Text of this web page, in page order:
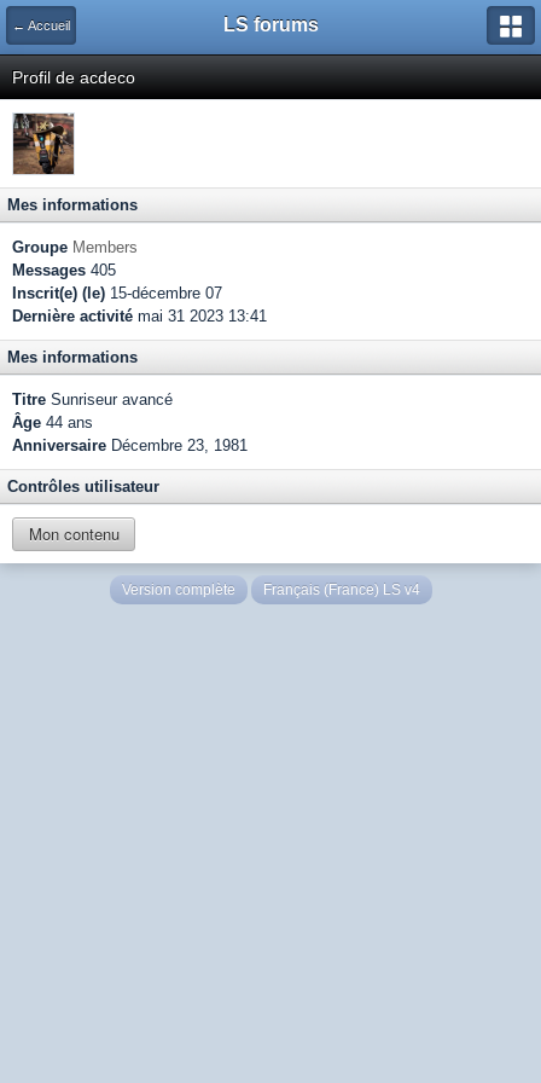
← Accueil LS forums
Profil de acdeco
Mes informations
Groupe Members
Messages 405
Inscrit(e) (le) 15-décembre 07
Dernière activité mai 31 2023 13:41
Mes informations
Titre Sunriseur avancé
Âge 44 ans
Anniversaire Décembre 23, 1981
Contrôles utilisateur
Mon contenu
Version complète Français (France) LS v4